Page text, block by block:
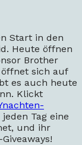
Start in den
Heute öffnen
Brother
sich auf
es auch heute
Klickt
Tag eine
und ihr
Giveaways!